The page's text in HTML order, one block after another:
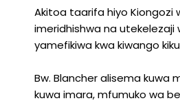
Akitoa taarifa hiyo Kiongozi
imeridhishwa na utekelezaji
yamefikiwa kwa kiwango
Bw. Blancher alisema kuwa
kuwa imara, mfumuko wa